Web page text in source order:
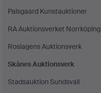
Palsgaard Kunstauktioner
RA Auktionsverket Norrköping
Roslagens Auktionsverk
Skånes Auktionsverk
Stadsauktion Sundsvall